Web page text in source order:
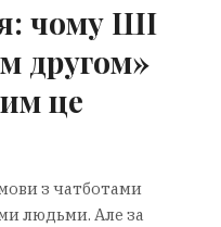
чому ШІ
другом»
це
з чатботами
людьми. Але за